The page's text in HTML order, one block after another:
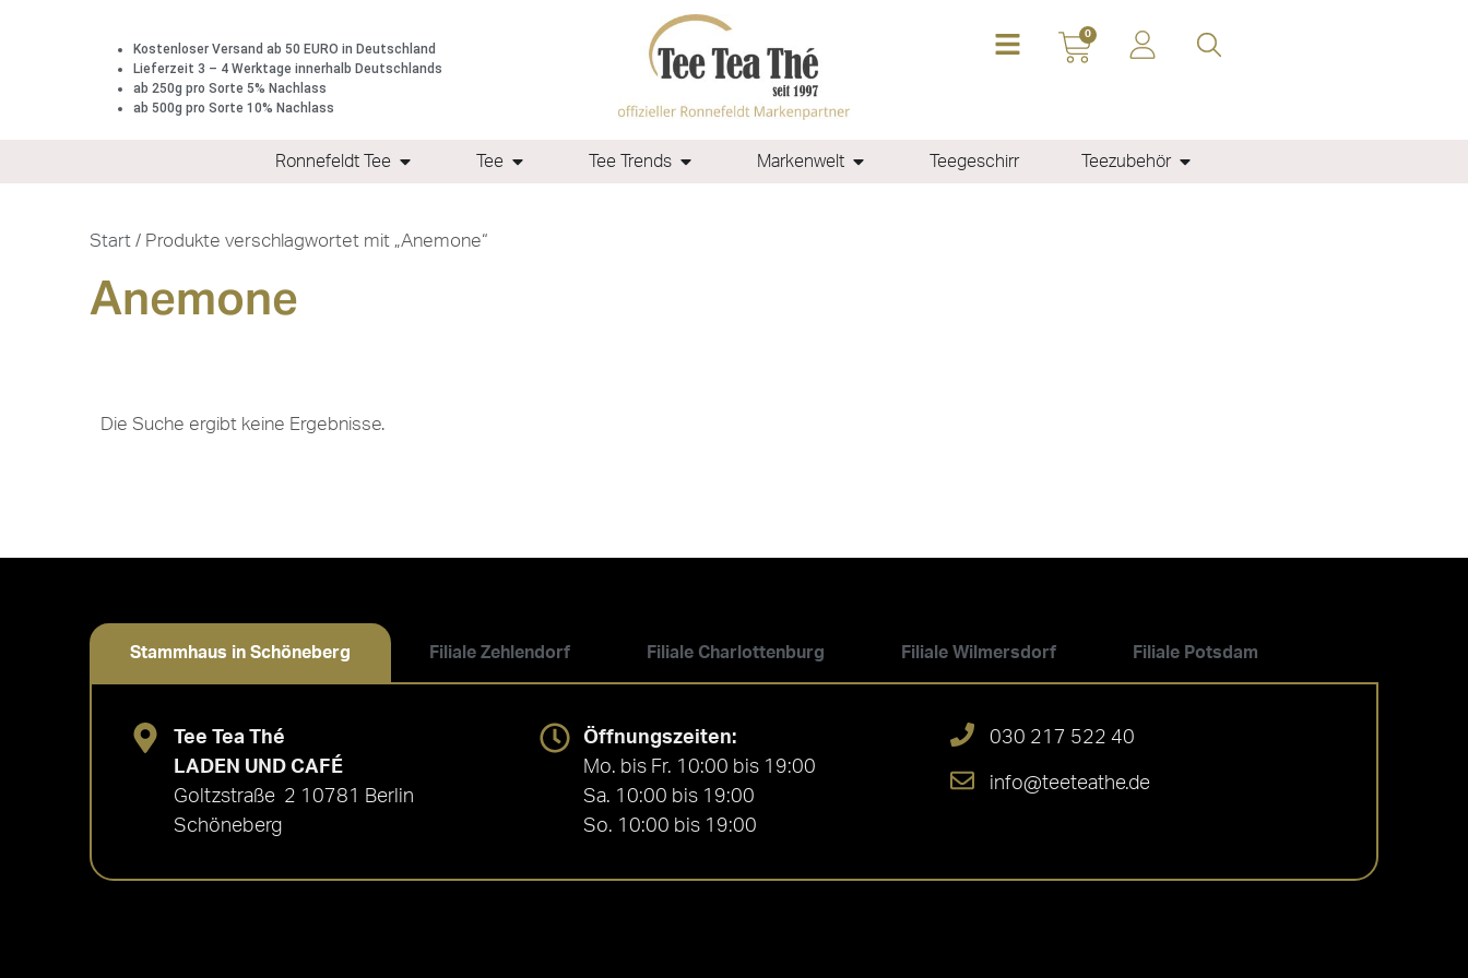
Kostenloser Versand ab 50 EURO in Deutschland
Lieferzeit 3 – 4 Werktage innerhalb Deutschlands
ab 250g pro Sorte 5% Nachlass
ab 500g pro Sorte 10% Nachlass
0
Ronnefeldt Tee Tee Tee Trends Markenwelt Teegeschirr Teezubehör
Start / Produkte verschlagwortet mit „Anemone“
Anemone
Die Suche ergibt keine Ergebnisse.
Stammhaus in Schöneberg Filiale Zehlendorf Filiale Charlottenburg Filiale Wilmersdorf Filiale Potsdam
Tee Tea Thé
LADEN UND CAFÉ
Goltzstraße 2 10781 Berlin
Schöneberg
Öffnungszeiten:
Mo. bis Fr. 10:00 bis 19:00
Sa. 10:00 bis 19:00
So. 10:00 bis 19:00
030 217 522 40
info@teeteathe.de